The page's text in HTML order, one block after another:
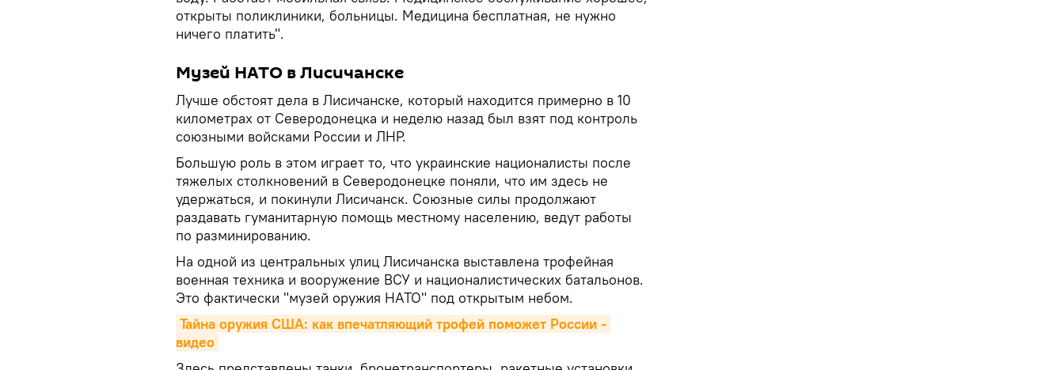
открыты поликлиники, больницы. Медицина бесплатная, не нужно
ничего платить".
Музей НАТО в Лисичанске
Лучше обстоят дела в Лисичанске, который находится примерно в 10
километрах от Северодонецка и неделю назад был взят под контроль
союзными войсками России и ЛНР.
Большую роль в этом играет то, что украинские националисты после
тяжелых столкновений в Северодонецке поняли, что им здесь не
удержаться, и покинули Лисичанск. Союзные силы продолжают
раздавать гуманитарную помощь местному населению, ведут работы
по разминированию.
На одной из центральных улиц Лисичанска выставлена трофейная
военная техника и вооружение ВСУ и националистических батальонов.
Это фактически "музей оружия НАТО" под открытым небом.
Тайна оружия США: как впечатляющий трофей поможет России -
видео